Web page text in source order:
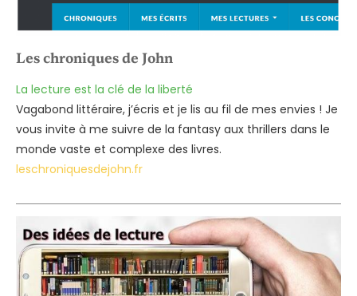
Les chroniques de John
La lecture est la clé de la liberté
Vagabond littéraire, j’écris et je lis au fil de mes envies ! Je
vous invite à me suivre de la fantasy aux thrillers dans le
monde vaste et complexe des livres.
leschroniquesdejohn.fr